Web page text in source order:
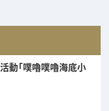
動「噗嚕噗嚕海底小